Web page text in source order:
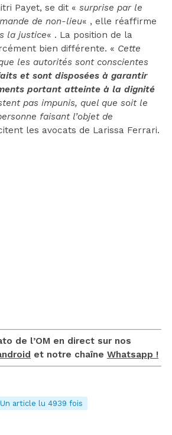
Payet, se dit « surprise par le
de non-lieu« , elle réaffirme
la justice« . La position de la
bien différente. « Cette
les autorités sont conscientes
et sont disposées à garantir
portant atteinte à la dignité
pas impunis, quel que soit le
faisant l’objet de
les avocats de Larissa Ferrari.
de l’OM en direct sur nos
et notre chaîne Whatsapp !
Un article lu 4939 fois